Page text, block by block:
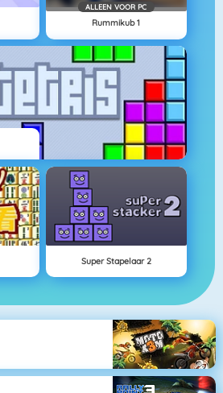
ALLEEN VOOR PC
Rummikub 1
Super Stapelaar 2